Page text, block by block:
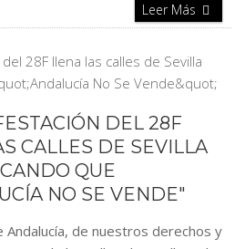
Leer Más
DEL 28F
CALLES DE SEVILLA
QUE
NO SE VENDE"
Andalucía, de nuestros derechos y